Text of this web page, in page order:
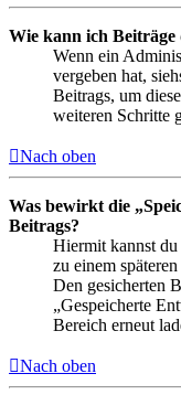
Wie kann ich Beiträge
Wenn ein
vergeben hat,
Beitrags, um
weiteren Schritte
Nach oben
Was bewirkt die
Beitrags?
Hiermit kannst du
zu einem
Den gesicherten
„Gespeicherte
Bereich erneut
Nach oben